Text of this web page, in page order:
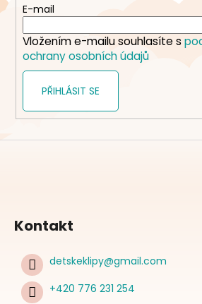
t E-mail
Vložením e-mailu souhlasíte s
ochrany osobních údajů
PŘIHLÁSIT SE
Kontakt
detskeklipy@gmail.com
+420 776 231 254